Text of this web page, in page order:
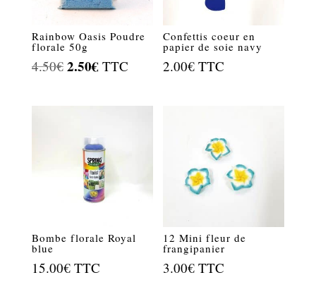
Rainbow Oasis Poudre
florale 50g
4.50€ Le
4.50€.
2.50€Le
2.50€.
TTC
Confettis coeur en
papier de soie navy
2.00€ TTC
Bombe florale Royal
blue
15.00€ TTC
12 Mini fleur de
frangipanier
3.00€ TTC